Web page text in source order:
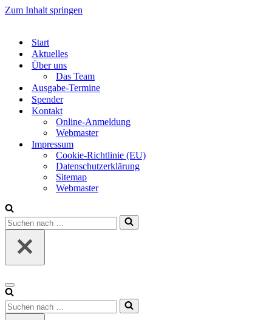
Zum Inhalt springen
Start
Aktuelles
Über uns
Das Team
Ausgabe-Termine
Spender
Kontakt
Online-Anmeldung
Webmaster
Impressum
Cookie-Richtlinie (EU)
Datenschutzerklärung
Sitemap
Webmaster
Suchen
nach …
Navigationsmenü
Suchen
nach …